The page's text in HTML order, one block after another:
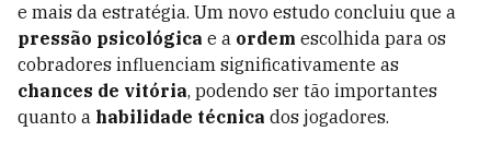
e mais da estratégia. Um novo estudo concluiu que a
pressão psicológica e a ordem escolhida para os
cobradores influenciam significativamente as
chances de vitória, podendo ser tão importantes
quanto a habilidade técnica dos jogadores.